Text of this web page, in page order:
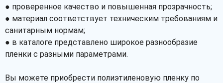
● проверенное качество и повышенная прозрачность;
● материал соответствует техническим требованиям и
санитарным нормам;
● в каталоге представлено широкое разнообразие
пленки с разными параметрами.
Вы можете приобрести полиэтиленовую пленку по